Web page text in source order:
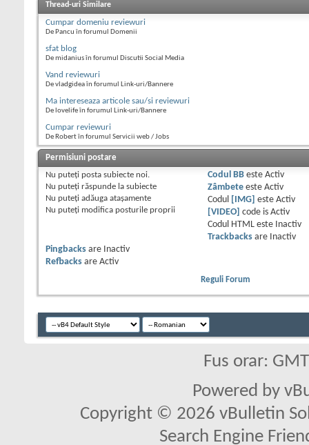
Thread-uri Similare
Cumpar domeniu reviewuri
De Pancu în forumul Domenii
sfat blog
De midanius în forumul Discutii Social Media
Vand reviewuri
De vladgidea în forumul Link-uri/Bannere
Ma intereseaza articole sau/si reviewuri
De lovelife în forumul Link-uri/Bannere
Cumpar reviewuri
De Robert în forumul Servicii web / Jobs
Permisiuni postare
Nu puteţi posta subiecte noi.
Nu puteţi răspunde la subiecte
Nu puteţi adăuga ataşamente
Nu puteţi modifica posturile proprii
Codul BBeste Activ
Zâmbeteeste Activ
Codul
[IMG] este Activ
[VIDEO]
code is Activ
Codul HTML este
Inactiv
Trackbacksare
Inactiv
Pingbacks are
Inactiv
Refbacks are Activ
Reguli Forum
Fus orar:
Powered by
Copyright © 2026 vBulletin
Search Engine